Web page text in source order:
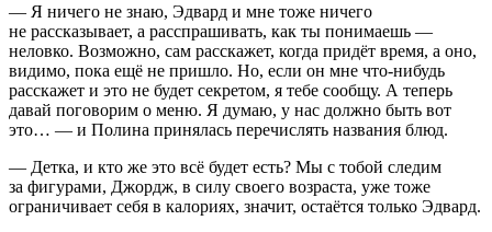
— Я ничего не знаю, Эдвард и мне тоже ничего
не рассказывает, а расспрашивать, как ты понимаешь —
неловко. Возможно, сам расскажет, когда придёт время, а оно,
видимо, пока ещё не пришло. Но, если он мне что-нибудь
расскажет и это не будет секретом, я тебе сообщу. А теперь
давай поговорим о меню. Я думаю, у нас должно быть вот
это… — и Полина принялась перечислять названия блюд.
— Детка, и кто же это всё будет есть? Мы с тобой следим
за фигурами, Джордж, в силу своего возраста, уже тоже
ограничивает себя в калориях, значит, остаётся только Эдвард.